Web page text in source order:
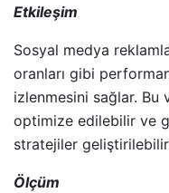
Etkileşim
Sosyal medya
oranları gibi
izlenmesini sağlar. Bu
optimize edilebilir ve
stratejiler
Ölçüm